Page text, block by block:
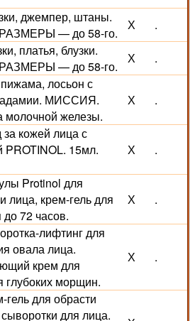
джемпер, штаны.
— до 58-го.
Х .
платья, блузки.
— до 58-го.
Х .
лосьон с
МИССИЯ.
молочной железы.
Х .
кожей лица с
PROTINOL. 15мл.
Х .
Protinol для
лица, крем-гель для
72 часов.
Х .
лифтинг для
овала лица.
крем для
морщин.
Х .
для обрасти
сыворотки для лица.